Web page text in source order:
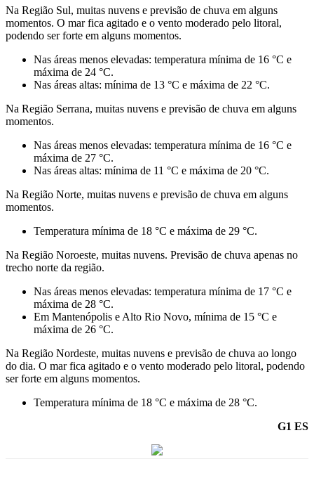
Na Região Sul, muitas nuvens e previsão de chuva em alguns
momentos. O mar fica agitado e o vento moderado pelo litoral,
podendo ser forte em alguns momentos.
Nas áreas menos elevadas: temperatura mínima de 16 °C e
máxima de 24 °C.
Nas áreas altas: mínima de 13 °C e máxima de 22 °C.
Na Região Serrana, muitas nuvens e previsão de chuva em alguns
momentos.
Nas áreas menos elevadas: temperatura mínima de 16 °C e
máxima de 27 °C.
Nas áreas altas: mínima de 11 °C e máxima de 20 °C.
Na Região Norte, muitas nuvens e previsão de chuva em alguns
momentos.
Temperatura mínima de 18 °C e máxima de 29 °C.
Na Região Noroeste, muitas nuvens. Previsão de chuva apenas no
trecho norte da região.
Nas áreas menos elevadas: temperatura mínima de 17 °C e
máxima de 28 °C.
Em Mantenópolis e Alto Rio Novo, mínima de 15 °C e
máxima de 26 °C.
Na Região Nordeste, muitas nuvens e previsão de chuva ao longo
do dia. O mar fica agitado e o vento moderado pelo litoral, podendo
ser forte em alguns momentos.
Temperatura mínima de 18 °C e máxima de 28 °C.
G1 ES